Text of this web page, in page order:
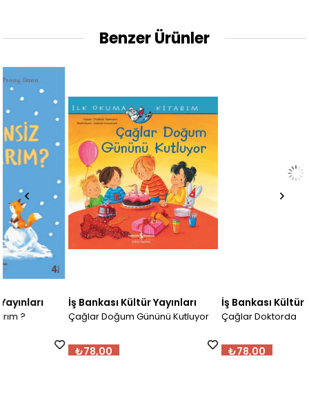
Benzer Ürünler
İş Bankası Kültür Yayınları
Çağlar Doğum Gününü Kutluyor
İş Bankası Kültür Yayınları
Çağlar Doktorda